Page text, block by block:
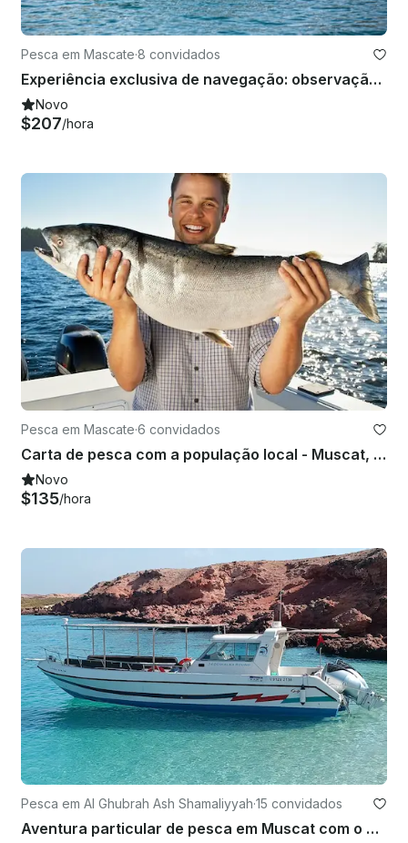
Pesca em Mascate·8 convidados
Experiência exclusiva de navegação: observação de golfinhos, pesca e aprimoramento de mergulho
Novo
$207/hora
Pesca em Mascate·6 convidados
Carta de pesca com a população local - Muscat, Omã
Novo
$135/hora
Pesca em Al Ghubrah Ash Shamaliyyah·15 convidados
Aventura particular de pesca em Muscat com o especialista capitão omanense